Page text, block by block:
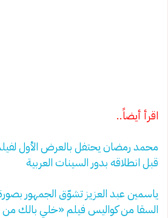
اقرأ أيضاً..
محمد رمضان يحتفل بالعرض الأول
قبل انطلاقه بدور السينات العربية
ياسمين عبد العزيز تشوّق الجمهور
السقا من كواليس فيلم «خلي بالك